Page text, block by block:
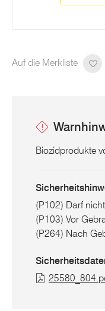
Auf die Merkliste
Biozidprodukte
(P102) Darf
(P103) Vor
(P264) Nach